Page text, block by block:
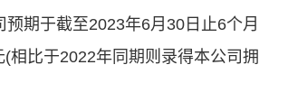
期于截至2023年6月30日止6个月
相比于2022年同期则录得本公司拥